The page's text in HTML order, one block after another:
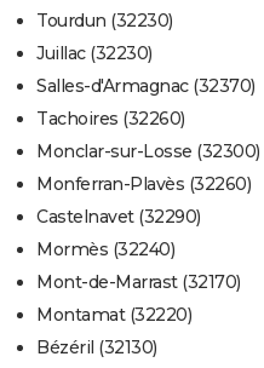
Tourdun (32230)
Juillac (32230)
Salles-d'Armagnac (32370)
Tachoires (32260)
Monclar-sur-Losse (32300)
Monferran-Plavès (32260)
Castelnavet (32290)
Mormès (32240)
Mont-de-Marrast (32170)
Montamat (32220)
Bézéril (32130)